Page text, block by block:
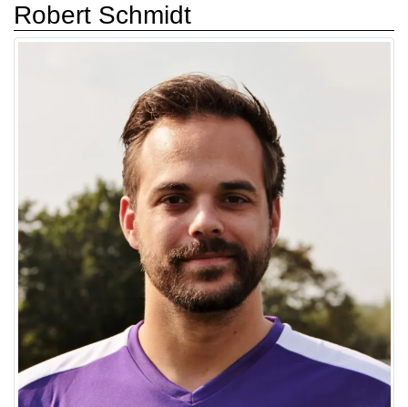
Robert Schmidt